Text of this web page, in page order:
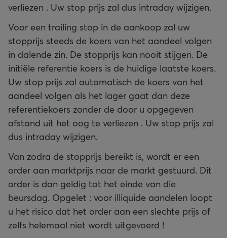
verliezen . Uw stop prijs zal dus intraday wijzigen.
Voor een trailing stop in de aankoop zal uw
stopprijs steeds de koers van het aandeel volgen
in dalende zin. De stopprijs kan nooit stijgen. De
initiële referentie koers is de huidige laatste koers.
Uw stop prijs zal automatisch de koers van het
aandeel volgen als het lager gaat dan deze
referentiekoers zonder de door u opgegeven
afstand uit het oog te verliezen . Uw stop prijs zal
dus intraday wijzigen.
Van zodra de stopprijs bereikt is, wordt er een
order aan marktprijs naar de markt gestuurd. Dit
order is dan geldig tot het einde van die
beursdag. Opgelet : voor illiquide aandelen loopt
u het risico dat het order aan een slechte prijs of
zelfs helemaal niet wordt uitgevoerd !